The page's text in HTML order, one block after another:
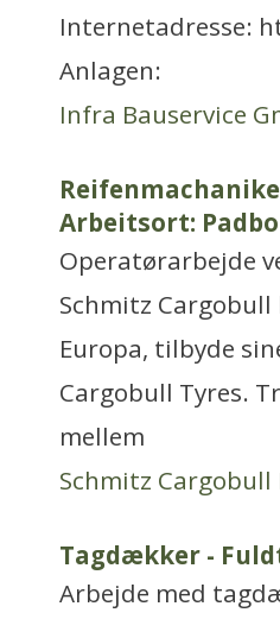
Internetadresse:
Anlagen:
Infra Bauservice
Arbeitsort:
Operatørarbejde
Schmitz
Europa, tilbyde
Cargobull Tyres.
mellem
Schmitz Cargobull
Tagdækker -
Arbejde med